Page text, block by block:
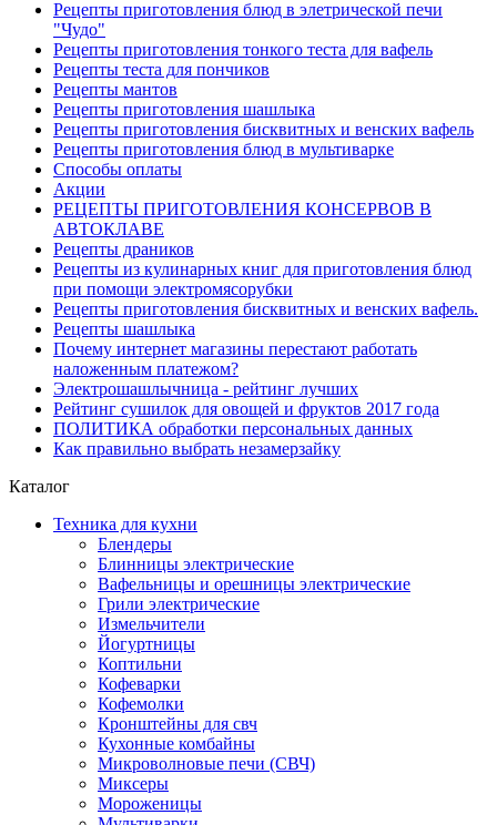
Рецепты приготовления блюд в элетрической печи
"Чудо"
Рецепты приготовления тонкого теста для вафель
Рецепты теста для пончиков
Рецепты мантов
Рецепты приготовления шашлыка
Рецепты приготовления бисквитных и венских вафель
Рецепты приготовления блюд в мультиварке
Способы оплаты
Акции
РЕЦЕПТЫ ПРИГОТОВЛЕНИЯ КОНСЕРВОВ В
АВТОКЛАВЕ
Рецепты драников
Рецепты из кулинарных книг для приготовления блюд
при помощи электромясорубки
Рецепты приготовления бисквитных и венских вафель.
Рецепты шашлыка
Почему интернет магазины перестают работать
наложенным платежом?
Электрошашлычница - рейтинг лучших
Рейтинг сушилок для овощей и фруктов 2017 года
ПОЛИТИКА обработки персональных данных
Как правильно выбрать незамерзайку
Каталог
Техника для кухни
Блендеры
Блинницы электрические
Вафельницы и орешницы электрические
Грили электрические
Измельчители
Йогуртницы
Коптильни
Кофеварки
Кофемолки
Кронштейны для свч
Кухонные комбайны
Микроволновые печи (СВЧ)
Миксеры
Мороженицы